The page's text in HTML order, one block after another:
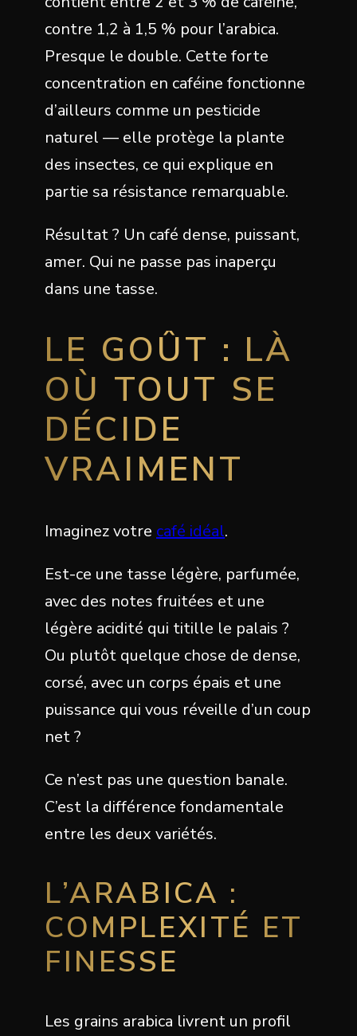
contre 1,2 à 1,5 % pour l’arabica.
Presque le double. Cette forte
concentration en caféine fonctionne
d’ailleurs comme un pesticide
naturel — elle protège la plante
des insectes, ce qui explique en
partie sa résistance remarquable.
Résultat ? Un café dense, puissant,
amer. Qui ne passe pas inaperçu
dans une tasse.
LE GOÛT : LÀ
OÙ TOUT SE
DÉCIDE
VRAIMENT
Imaginez votre café idéal.
Est-ce une tasse légère, parfumée,
avec des notes fruitées et une
légère acidité qui titille le palais ?
Ou plutôt quelque chose de dense,
corsé, avec un corps épais et une
puissance qui vous réveille d’un coup
net ?
Ce n’est pas une question banale.
C’est la différence fondamentale
entre les deux variétés.
L’ARABICA :
COMPLEXITÉ ET
FINESSE
Les grains arabica livrent un profil